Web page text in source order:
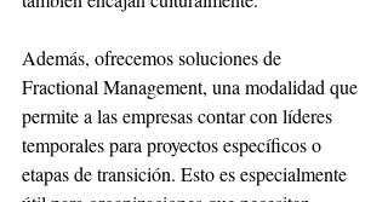
Además, ofrecemos soluciones de
Fractional Management, una modalidad que
permite a las empresas contar con líderes
temporales para proyectos específicos o
etapas de transición. Esto es especialmente